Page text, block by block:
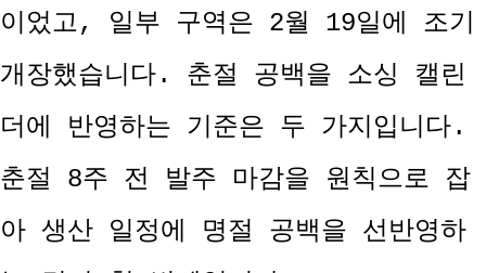
이었고, 일부 구역은 2월 19일에 조기
개장했습니다. 춘절 공백을 소싱 캘린
더에 반영하는 기준은 두 가지입니다.
춘절 8주 전 발주 마감을 원칙으로 잡
아 생산 일정에 명절 공백을 선반영하